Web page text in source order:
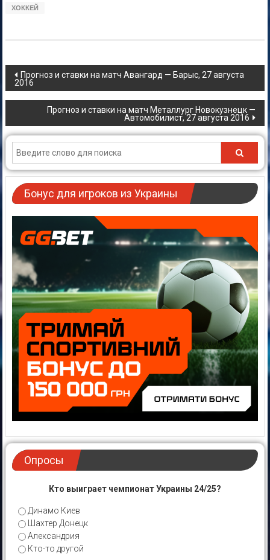
ХОККЕЙ
Навигация
записям
Прогноз и ставки на матч Авангард — Барыс, 27 августа
2016
Прогноз и ставки на матч Металлург Новокузнецк —
Автомобилист, 27 августа 2016
Бонус для игроков из Украины
Опросы
Кто выиграет чемпионат Украины 24/25?
Динамо Киев
Шахтер Донецк
Александрия
Кто-то другой